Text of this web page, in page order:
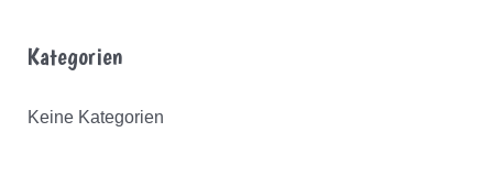
c
:
Kategorien
Keine Kategorien